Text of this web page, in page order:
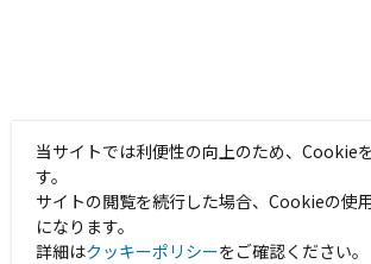
当サイトでは利便性の向上のため、Cookie
す。
サイトの閲覧を続行した場合、Cookieの使
になります。
詳細はクッキーポリシーをご確認ください。